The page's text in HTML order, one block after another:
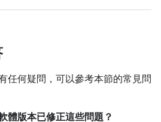
任何疑問，可以參考本節的常見問
體版本已修正這些問題？